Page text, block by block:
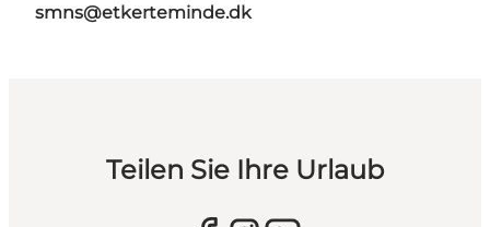
smns@etkerteminde.dk
Teilen Sie Ihre Urlaub